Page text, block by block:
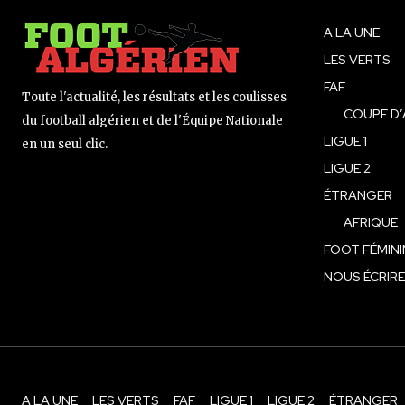
Toute l'actualité, les résultats et les coulisses
du football algérien et de l'Équipe Nationale
en un seul clic.
A LA UNE
LES VERTS
FAF
COUPE
LIGUE 1
LIGUE 2
ÉTRANGER
AFRIQUE
FOOT
NOUS ÉCRIRE
A LA UNE LES VERTS FAF LIGUE 1 LIGUE 2 ÉTRANGER